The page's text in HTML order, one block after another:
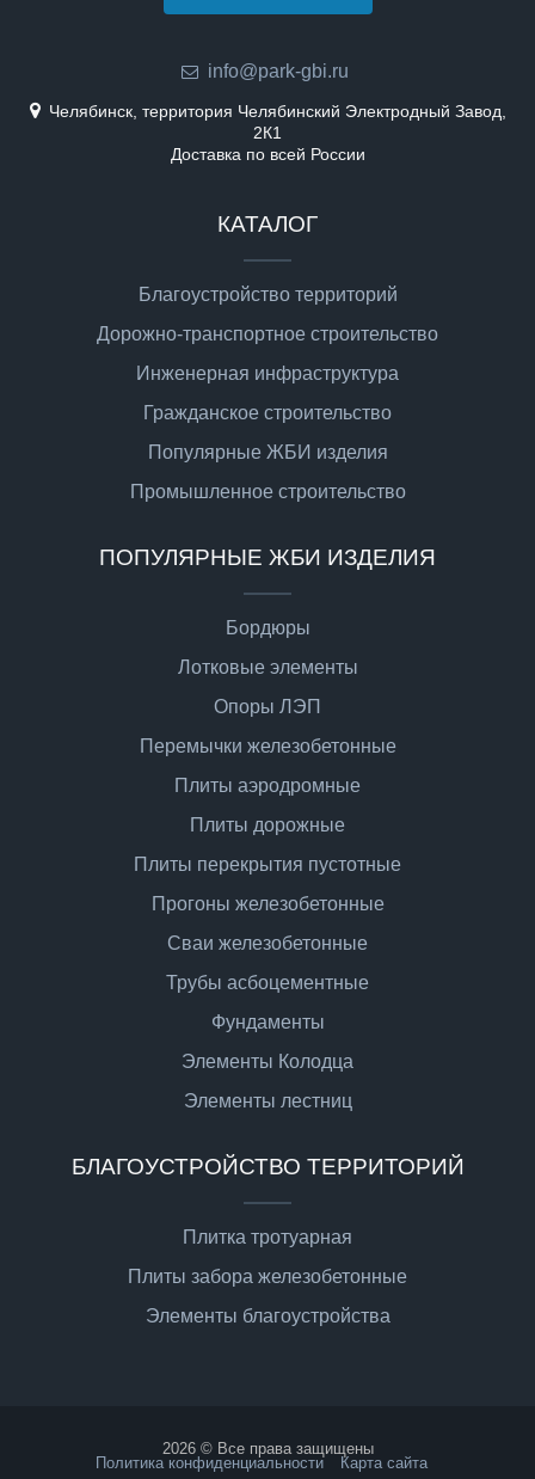
info@park-gbi.ru
Челябинск, территория Челябинский Электродный Завод,
2К1
Доставка по всей России
КАТАЛОГ
Благоустройство территорий
Дорожно-транспортное строительство
Инженерная инфраструктура
Гражданское строительство
Популярные ЖБИ изделия
Промышленное строительство
ПОПУЛЯРНЫЕ ЖБИ ИЗДЕЛИЯ
Бордюры
Лотковые элементы
Опоры ЛЭП
Перемычки железобетонные
Плиты аэродромные
Плиты дорожные
Плиты перекрытия пустотные
Прогоны железобетонные
Сваи железобетонные
Трубы асбоцементные
Фундаменты
Элементы Колодца
Элементы лестниц
БЛАГОУСТРОЙСТВО ТЕРРИТОРИЙ
Плитка тротуарная
Плиты забора железобетонные
Элементы благоустройства
2026 © Все права защищены
Политика конфиденциальности
Карта сайта